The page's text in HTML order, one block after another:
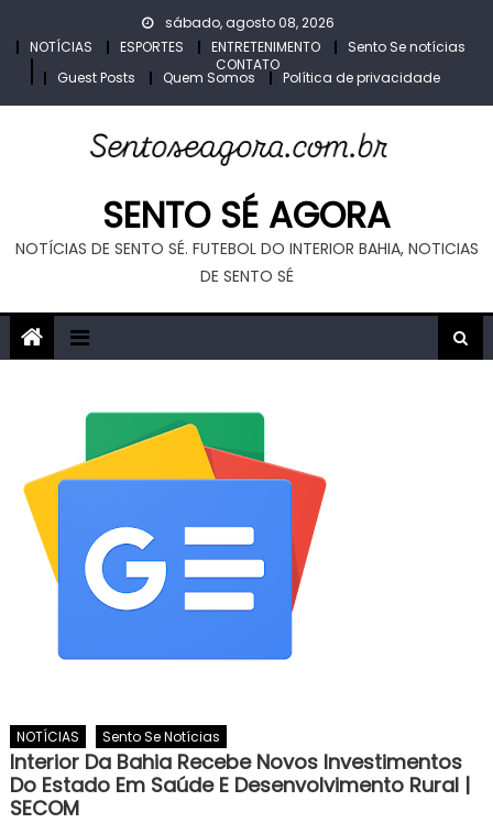
content
sábado, agosto 08, 2026
NOTÍCIAS
ESPORTES ENTRETENIMENTO
Sento Se notícias
CONTATO
Guest Posts Quem Somos Política de privacidade
SENTO SÉ AGORA
NOTÍCIAS DE SENTO SÉ. FUTEBOL DO INTERIOR BAHIA, NOTICIAS
DE SENTO SÉ
NOTÍCIAS Sento Se Notícias
Interior Da Bahia Recebe Novos Investimentos
Do Estado Em Saúde E Desenvolvimento Rural |
SECOM